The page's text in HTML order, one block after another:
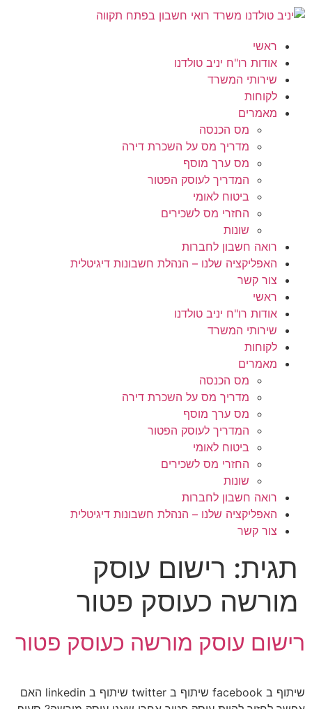
ראשי
אודות רו"ח יניב טולדנו
שירותי המשרד
לקוחות
מאמרים
מס הכנסה
מדריך מס על השכרת דירה
מס ערך מוסף
המדריך לעוסק הפטור
ביטוח לאומי
החזרי מס לשכירים
שונות
רואה חשבון לחברות
האפליקציה שלנו – הנהלת חשבונות דיגיטלית
צור קשר
ראשי
אודות רו"ח יניב טולדנו
שירותי המשרד
לקוחות
מאמרים
מס הכנסה
מדריך מס על השכרת דירה
מס ערך מוסף
המדריך לעוסק הפטור
ביטוח לאומי
החזרי מס לשכירים
שונות
רואה חשבון לחברות
האפליקציה שלנו – הנהלת חשבונות דיגיטלית
צור קשר
תגית: רישום עוסק
מורשה כעוסק פטור
רישום עוסק מורשה כעוסק פטור
שיתוף ב facebook שיתוף ב twitter שיתוף ב linkedin האם